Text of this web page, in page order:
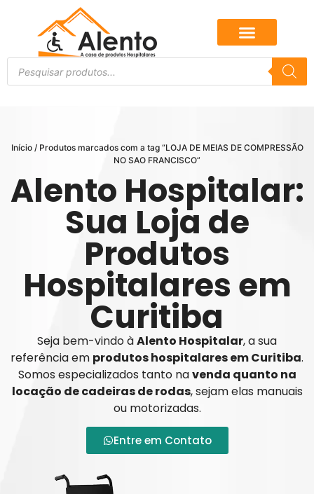
Início/ Produtos marcados com a tag “LOJA DE MEIAS DE COMPRESSÃO
NO SAO FRANCISCO”
Alento Hospitalar:
Sua Loja de
Produtos
Hospitalares em
Curitiba
Seja bem-vindo àAlento Hospitalar, a sua
referência em produtos hospitalares em Curitiba.
Somos especializados tanto navenda quanto na
locação de cadeiras de rodas, sejam elas manuais
ou motorizadas.
Entre em Contato